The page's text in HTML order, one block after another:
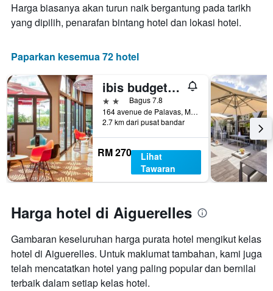
minggu
ini
yang
3
hari
lalu
penginapan
Carta
mempunyai
paksi
Y
yang
memaparkan
harga
purata
bilik
Harga biasanya akan turun naik bergantung pada tarikh
yang dipilih, penarafan bintang hotel dan lokasi hotel.
Paparkan kesemua 72 hotel
ibis budget Montpellier Sud Près d'Arènes
2 bintangBagus 7.8
164 avenue de Palavas, Montpellier, Hérault, Perancis
2.7 km dari pusat bandar
RM 270
Lihat
Tawaran
Harga hotel di Aiguerelles
Gambaran keseluruhan harga purata hotel mengikut kelas
hotel di Aiguerelles. Untuk maklumat tambahan, kami juga
telah mencatatkan hotel yang paling popular dan bernilai
terbaik dalam setiap kelas hotel.